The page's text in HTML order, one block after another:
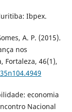
Ibpex.
A. P. (2015).
nos
Fortaleza, 46(1),
economia
Nacional